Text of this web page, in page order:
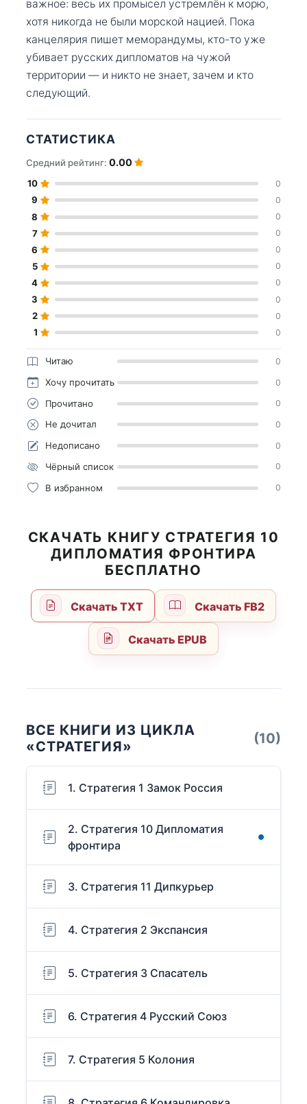
важное: весь их промысел устремлён к морю,
хотя никогда не были морской нацией. Пока
канцелярия пишет меморандумы, кто-то уже
убивает русских дипломатов на чужой
территории — и никто не знает, зачем и кто
следующий.
СТАТИСТИКА
Средний рейтинг: 0.00
10 0
9 0
8 0
7 0
6 0
5 0
4 0
3 0
2 0
1 0
Читаю 0
Хочу прочитать 0
Прочитано 0
Не дочитал 0
Недописано 0
Чёрный список 0
В избранном 0
СКАЧАТЬ КНИГУ СТРАТЕГИЯ 10
ДИПЛОМАТИЯ ФРОНТИРА
БЕСПЛАТНО
Скачать TXT Скачать FB2
Скачать EPUB
ВСЕ КНИГИ ИЗ ЦИКЛА
«СТРАТЕГИЯ»
(10)
1. Стратегия 1 Замок Россия
2. Стратегия 10 Дипломатия
фронтира
3. Стратегия 11 Дипкурьер
4. Стратегия 2 Экспансия
5. Стратегия 3 Спасатель
6. Стратегия 4 Русский Союз
7. Стратегия 5 Колония